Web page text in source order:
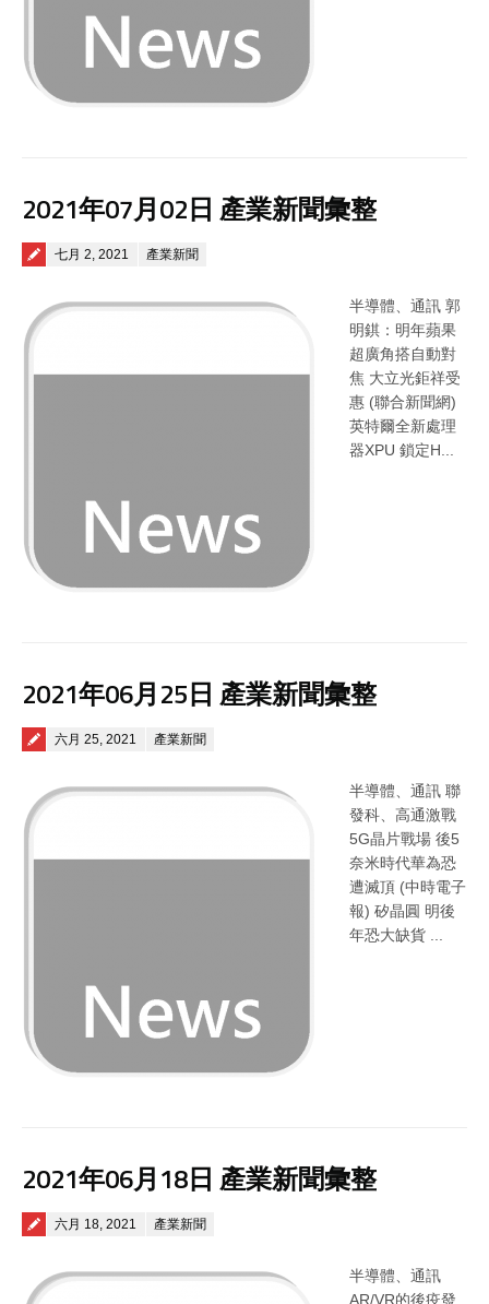
2021年07月02日 產業新聞彙整
Posted on
七月 2, 2021 產業新聞
半導體、通訊 郭
明錤：明年蘋果
超廣角搭自動對
焦 大立光鉅祥受
惠 (聯合新聞網)
英特爾全新處理
器XPU 鎖定H...
2021年06月25日 產業新聞彙整
Posted on
六月 25, 2021 產業新聞
半導體、通訊 聯
發科、高通激戰
5G晶片戰場 後5
奈米時代華為恐
遭滅頂 (中時電子
報) 矽晶圓 明後
年恐大缺貨 ...
2021年06月18日 產業新聞彙整
Posted on
六月 18, 2021 產業新聞
半導體、通訊
AR/VR的後疫發